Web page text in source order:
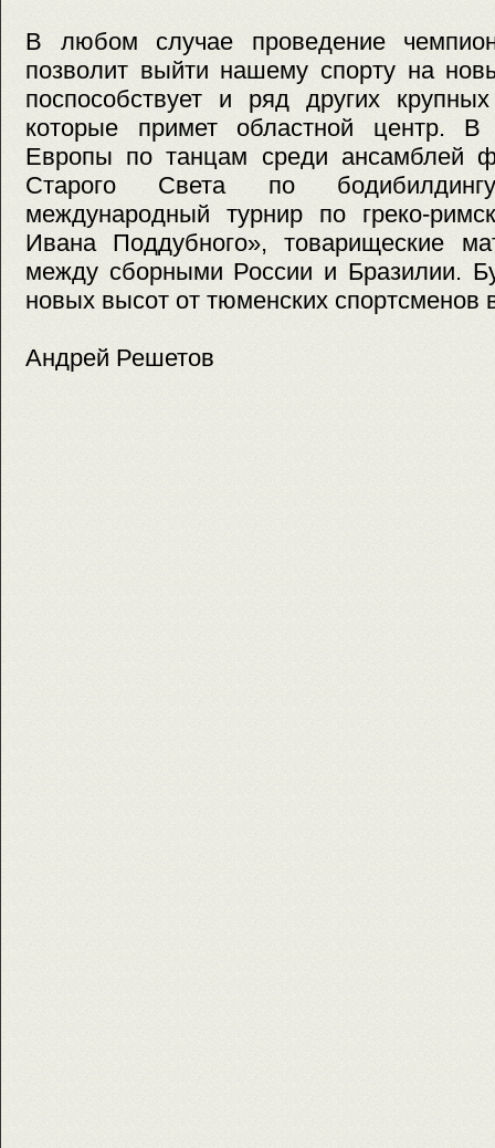
В любом случае проведение
позволит выйти нашему спорту на
поспособствует и ряд других
которые примет областной центр.
Европы по танцам среди ансамблей
Старого Света по
международный турнир по греко-
Ивана Поддубного», товарищеские
между сборными России и Бразилии.
новых высот от тюменских спортсменов
Андрей Решетов